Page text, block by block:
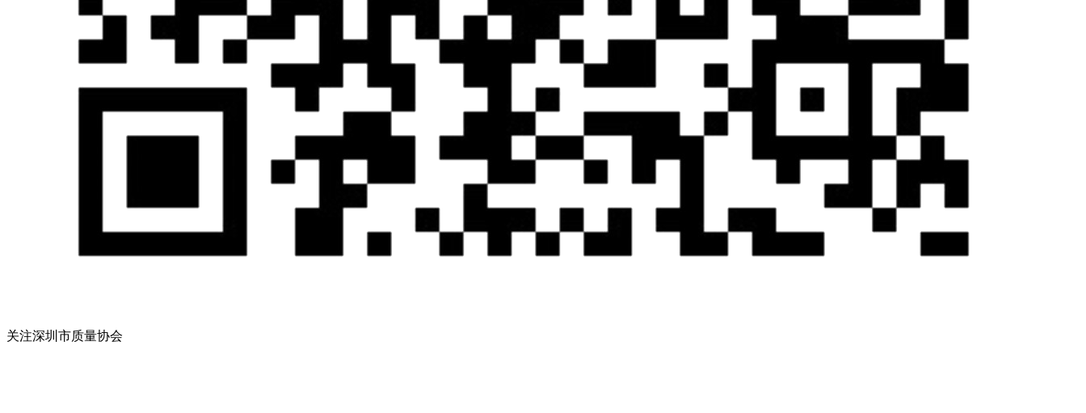
关注深圳市质量协会